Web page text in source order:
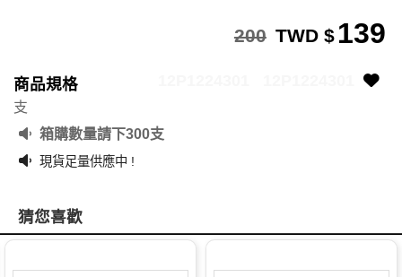
139
TWD $
200
商品規格
支
箱購數量請下300支
現貨足量供應中 !
猜您喜歡